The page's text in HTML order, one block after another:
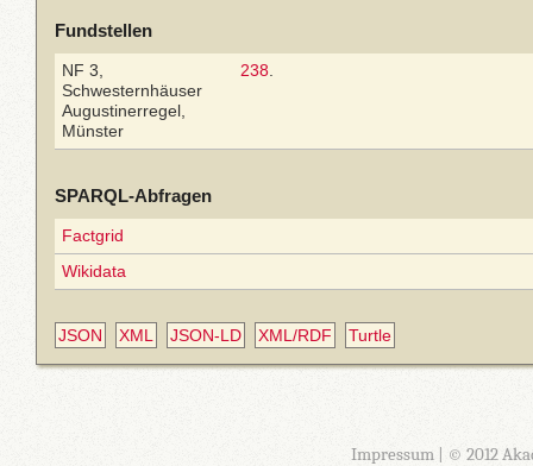
Fundstellen
NF 3,
Schwesternhäuser
Augustinerregel,
Münster
238
SPARQL-Abfragen
Factgrid
Wikidata
JSON XML JSON-LD XML/RDF Turtle
Impressum| © 2012